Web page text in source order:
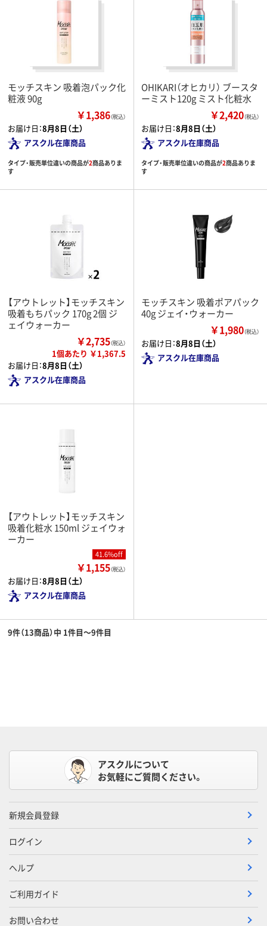
モッチスキン 吸着泡パック化
粧液 90g
￥1,386（税込）
お届け日：8月8日（土）
アスクル在庫商品
タイプ・販売単位違いの商品が2商品ありま
す
OHIKARI（オヒカリ） ブースタ
ーミスト120g ミスト化粧水
￥2,420（税込）
お届け日：8月8日（土）
アスクル在庫商品
タイプ・販売単位違いの商品が2商品ありま
す
【アウトレット】モッチスキン
吸着もちパック 170g 2個 ジ
ェイウォーカー
￥2,735（税込）
1個あたり ￥1,367.5
お届け日：8月8日（土）
アスクル在庫商品
モッチスキン 吸着ポアパック
40g ジェイ・ウォーカー
￥1,980（税込）
お届け日：8月8日（土）
アスクル在庫商品
【アウトレット】モッチスキン
吸着化粧水 150ml ジェイウォ
ーカー
41.6%off
￥1,155（税込）
お届け日：8月8日（土）
アスクル在庫商品
9件（13商品）中 1件目～9件目
アスクルについて
お気軽にご質問ください。
新規会員登録
ログイン
ヘルプ
ご利用ガイド
お問い合わせ